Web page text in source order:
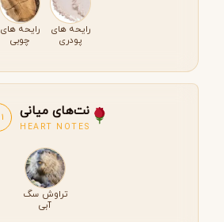
رایحه های
پودری
رایحه های
چوبی
نت‌های میانی
HEART NOTES
1 نت
تراوش سگ
آبی